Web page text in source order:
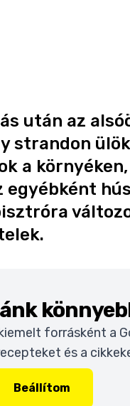
után az
strandon
a
forrásként a
és a
Beállítom